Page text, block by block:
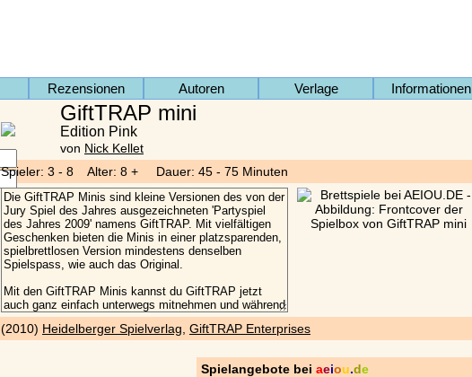
Rezensionen Autoren Verlage Informationen
GiftTRAP mini
Edition Pink
von Nick Kellet
Spieler: 3 - 8 Alter: 8 + Dauer: 45 - 75 Minuten
(2010) Heidelberger Spielverlag GiftTRAP Enterprises
Spielangebote bei aeiou.de